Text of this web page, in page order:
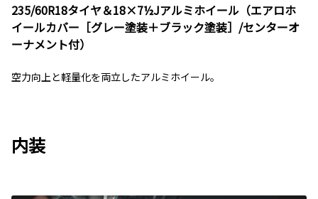
235/60R18タイヤ＆18×7½Jアルミホイール（エアロホ
イールカバー［グレー塗装＋ブラック塗装］/センターオ
ーナメント付）
空力向上と軽量化を両立したアルミホイール。
内装